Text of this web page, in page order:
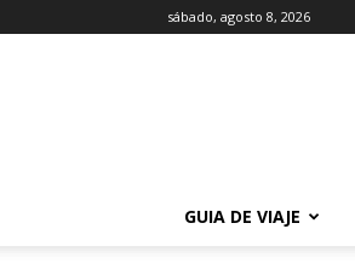
sábado, agosto 8, 2026
GUIA DE VIAJE